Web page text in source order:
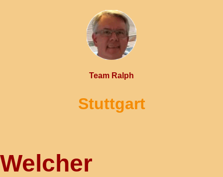
Team Ralph
Stuttgart
Welcher